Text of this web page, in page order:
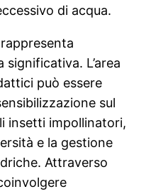
di acqua.
L’area
può essere
sul
insetti impollinatori,
e la gestione
Attraverso